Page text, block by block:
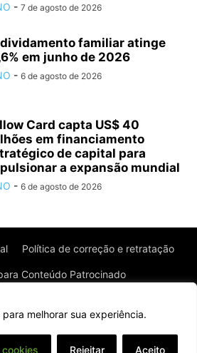
melhorar sua experiência.
Rejeitar Aceito
- 7 de agosto de 2026
familiar atinge
em junho de 2026
- 6 de agosto de 2026
Card capta US$ 40
em financiamento
de capital para
a expansão mundial
- 6 de agosto de 2026
Política de correção e retratação
Conteúdo Patrocinado